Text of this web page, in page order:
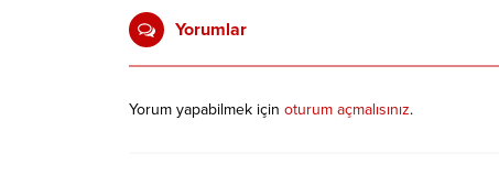
Yorumlar
Yorum yapabilmek için oturum açmalısınız.